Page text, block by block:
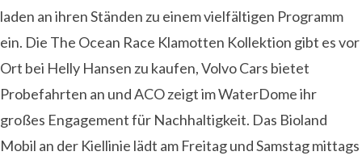
laden an ihren Ständen zu einem vielfältigen Programm
ein. Die The Ocean Race Klamotten Kollektion gibt es vor
Ort bei Helly Hansen zu kaufen, Volvo Cars bietet
Probefahrten an und ACO zeigt im WaterDome ihr
großes Engagement für Nachhaltigkeit. Das Bioland
Mobil an der Kiellinie lädt am Freitag und Samstag mittags